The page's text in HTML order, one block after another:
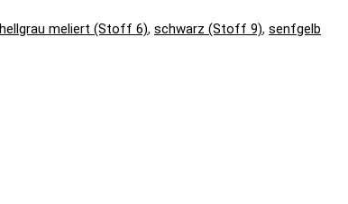
hellgrau meliert (Stoff 6), schwarz (Stoff 9), senfgelb